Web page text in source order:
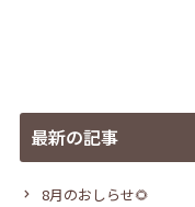
最新の記事
8月のおしらせ🌻